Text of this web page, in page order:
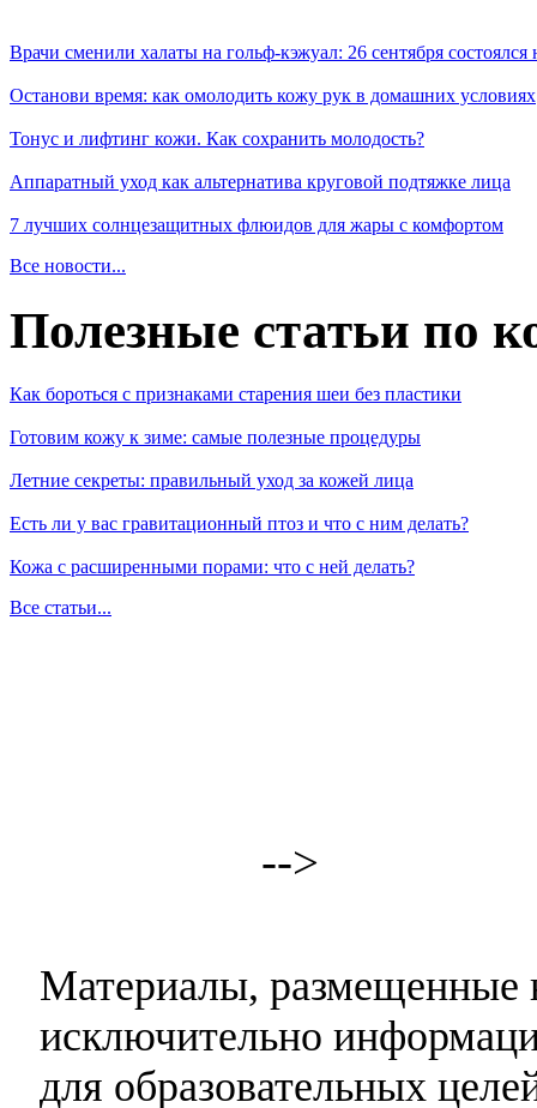
Врачи сменили халаты на гольф-кэжуал: 26 сентября
Останови время: как омолодить кожу рук в домашних условиях
Тонус и лифтинг кожи. Как сохранить молодость?
Аппаратный уход как альтернатива круговой подтяжке лица
7 лучших солнцезащитных флюидов для жары с комфортом
Все новости...
Полезные статьи по
Как бороться с признаками старения шеи без пластики
Готовим кожу к зиме: самые полезные процедуры
Летние секреты: правильный уход за кожей лица
Есть ли у вас гравитационный птоз и что с ним делать?
Кожа с расширенными порами: что с ней делать?
Все статьи...
-->
Материалы, размещенные
исключительно
для образовательных